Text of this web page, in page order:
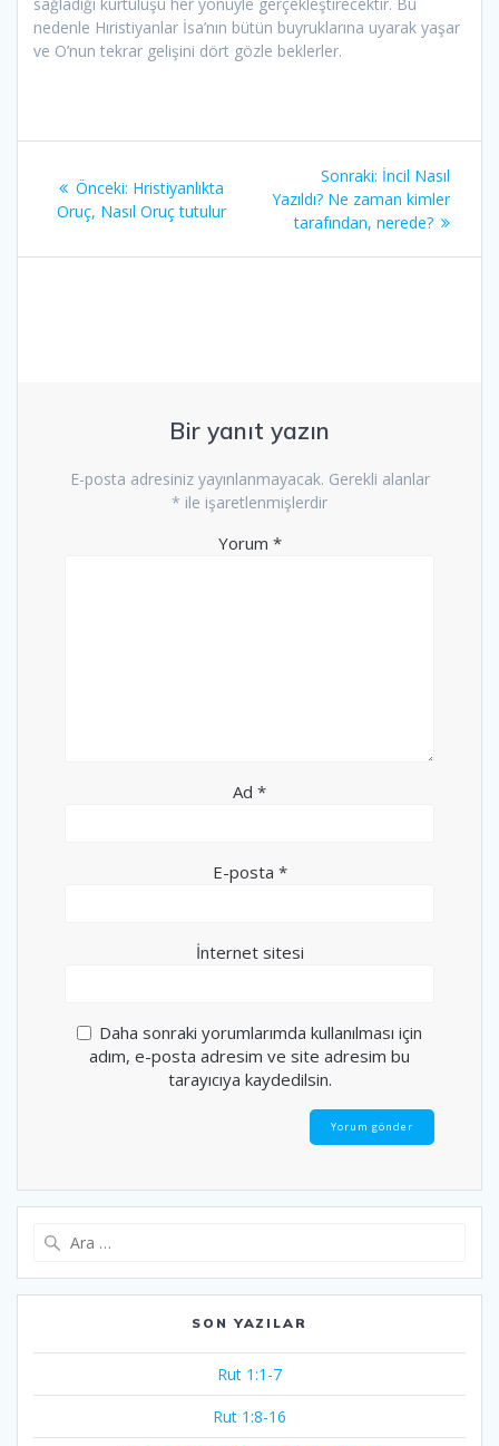
nedenle Hıristiyanlar İsa’nın bütün buyruklarına uyarak yaşar
ve O’nun tekrar gelişini dört gözle beklerler.
gezinmesi
Önceki: Önceki
yazı:
Hristiyanlıkta
Oruç, Nasıl Oruç tutulur
Sonraki: Sonraki
yazı:
İncil Nasıl
Yazıldı? Ne zaman kimler
tarafından, nerede?
Bir yanıt yazın
E-posta adresiniz yayınlanmayacak. Gerekli alanlar
* ile işaretlenmişlerdir
Yorum *
Ad *
E-posta *
İnternet sitesi
Daha sonraki yorumlarımda kullanılması için
adım, e-posta adresim ve site adresim bu
tarayıcıya kaydedilsin.
SON YAZILAR
Rut 1:1-7
Rut 1:8-16